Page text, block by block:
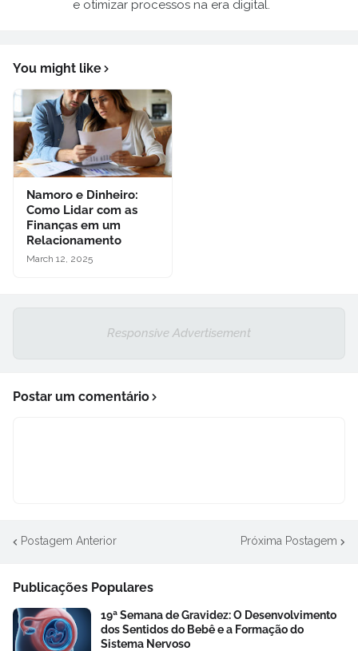
e otimizar processos na era digital.
You might like
Namoro e Dinheiro:
Como Lidar com as
Finanças em um
Relacionamento
March 12, 2025
Responsive Advertisement
Postar um comentário
Postagem Anterior Próxima Postagem
Publicações Populares
19ª Semana de Gravidez: O Desenvolvimento
dos Sentidos do Bebê e a Formação do
Sistema Nervoso